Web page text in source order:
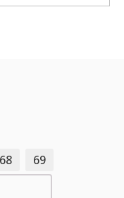
68
69